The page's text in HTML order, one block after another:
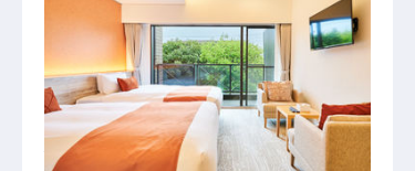
宿泊マネージャー候補│由比ヶ浜駅3
分／月給35～40万円／残業月10h